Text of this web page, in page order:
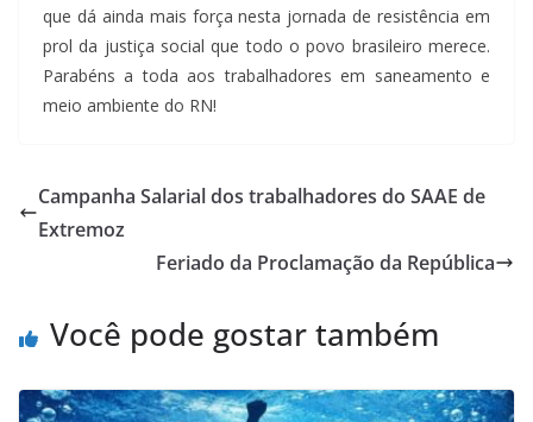
que dá ainda mais força nesta jornada de resistência em
prol da justiça social que todo o povo brasileiro merece.
Parabéns a toda aos trabalhadores em saneamento e
meio ambiente do RN!
Campanha Salarial dos trabalhadores do SAAE de
Extremoz
Feriado da Proclamação da República
Você pode gostar também